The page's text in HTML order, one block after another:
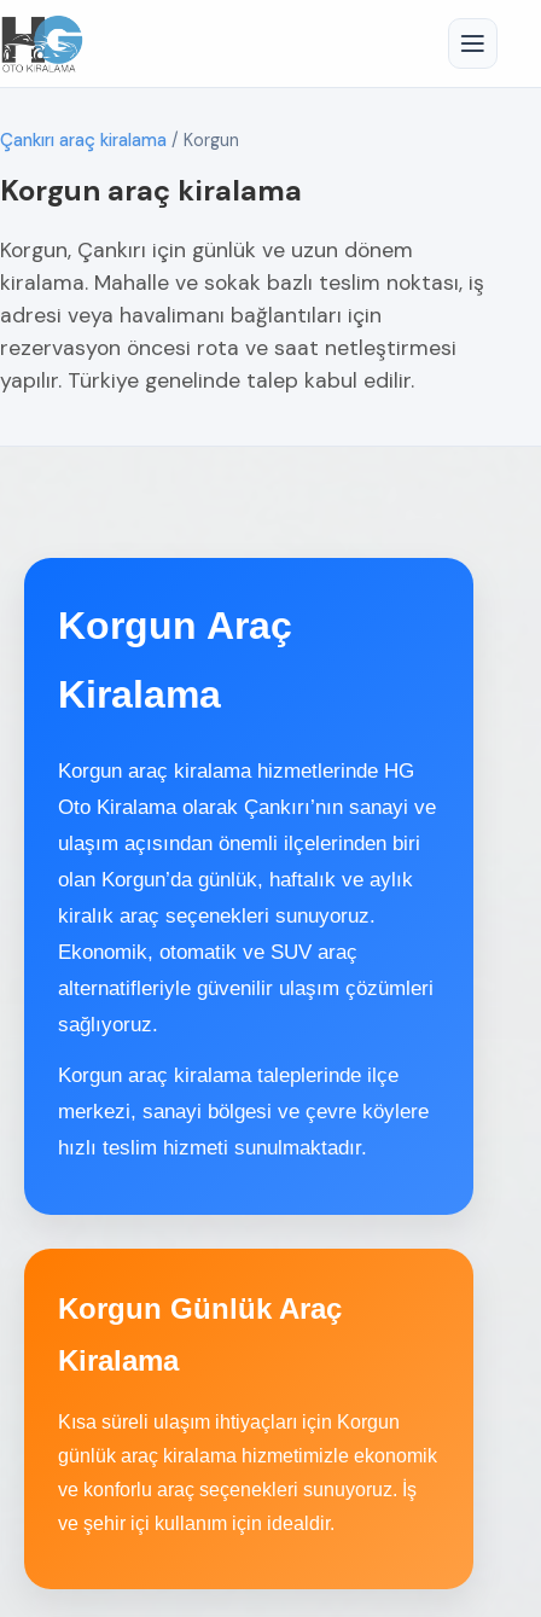
Çankırı araç kiralama / Korgun
Korgun araç kiralama
Korgun, Çankırı için günlük ve uzun dönem
kiralama. Mahalle ve sokak bazlı teslim noktası, iş
adresi veya havalimanı bağlantıları için
rezervasyon öncesi rota ve saat netleştirmesi
yapılır. Türkiye genelinde talep kabul edilir.
Korgun Araç
Kiralama
Korgun araç kiralama hizmetlerinde HG
Oto Kiralama olarak Çankırı’nın sanayi ve
ulaşım açısından önemli ilçelerinden biri
olan Korgun’da günlük, haftalık ve aylık
kiralık araç seçenekleri sunuyoruz.
Ekonomik, otomatik ve SUV araç
alternatifleriyle güvenilir ulaşım çözümleri
sağlıyoruz.
Korgun araç kiralama taleplerinde ilçe
merkezi, sanayi bölgesi ve çevre köylere
hızlı teslim hizmeti sunulmaktadır.
Korgun Günlük Araç
Kiralama
Kısa süreli ulaşım ihtiyaçları için Korgun
günlük araç kiralama hizmetimizle ekonomik
ve konforlu araç seçenekleri sunuyoruz. İş
ve şehir içi kullanım için idealdir.